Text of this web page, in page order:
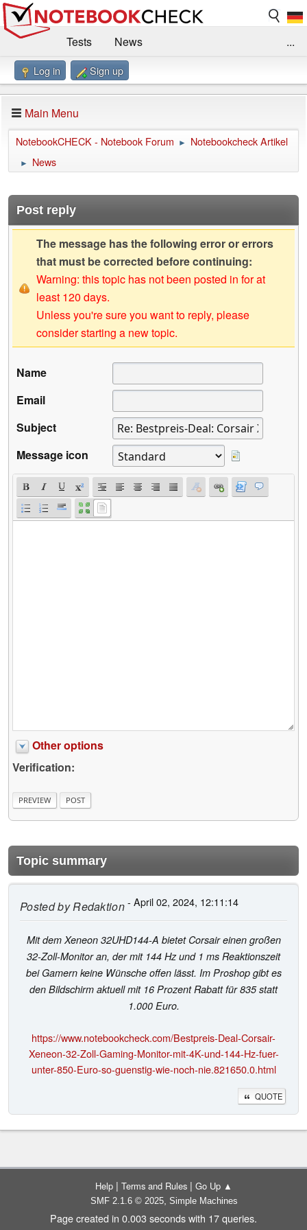
Tests
News
Benchmarks / Technik
Forum
Impressum
...
Log in Sign up
Main Menu
NotebookCHECK - Notebook Forum ► Notebookcheck Artikel
► News
Post reply
The message has the following error or errors
that must be corrected before continuing:
Warning: this topic has not been posted in for at
least 120 days.
Unless you're sure you want to reply, please
consider starting a new topic.
Name
Email
Subject
Message icon
Other options
Verification:
Topic summary
Posted byRedaktion- April 02, 2024, 12:11:14
Mit dem Xeneon 32UHD144-A bietet Corsair einen großen
32-Zoll-Monitor an, der mit 144 Hz und 1 ms Reaktionszeit
bei Gamern keine Wünsche offen lässt. Im Proshop gibt es
den Bildschirm aktuell mit 16 Prozent Rabatt für 835 statt
1.000 Euro.
https://www.notebookcheck.com/Bestpreis-Deal-Corsair-
Xeneon-32-Zoll-Gaming-Monitor-mit-4K-und-144-Hz-fuer-
unter-850-Euro-so-guenstig-wie-noch-nie.821650.0.html
QUOTE
Help | Terms and Rules | Go Up ▲
SMF 2.1.6 © 2025, Simple Machines
Page created in 0.003 seconds with 17 queries.